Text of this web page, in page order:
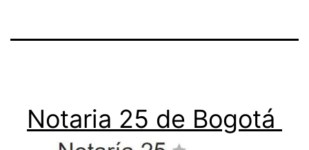
Notaria 25 de Bogotá